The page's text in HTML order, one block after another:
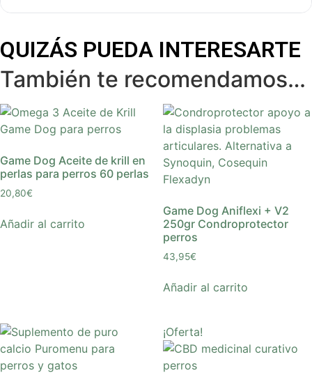
QUIZÁS PUEDA INTERESARTE
También te recomendamos…
Game Dog Aceite de krill en
perlas para perros 60 perlas
20,80€
Añadir al carrito
Game Dog Aniflexi + V2
250gr Condroprotector
perros
43,95€
Añadir al carrito
¡Oferta!